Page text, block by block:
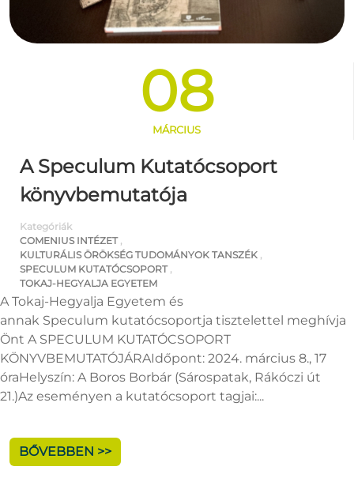
08
MÁRCIUS
A Speculum Kutatócsoport
könyvbemutatója
Kategóriák
COMENIUS INTÉZET,
KULTURÁLIS ÖRÖKSÉG TUDOMÁNYOK TANSZÉK ,
SPECULUM KUTATÓCSOPORT,
TOKAJ-HEGYALJA EGYETEM
A Tokaj-Hegyalja Egyetem és
annak Speculum kutatócsoportja tisztelettel meghívja
Önt A SPECULUM KUTATÓCSOPORT
KÖNYVBEMUTATÓJÁRAIdőpont: 2024. március 8., 17
óraHelyszín: A Boros Borbár (Sárospatak, Rákóczi út
21.)Az eseményen a kutatócsoport tagjai:...
BŐVEBBEN >>